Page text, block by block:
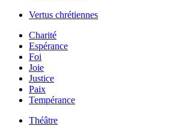
Vertus chrétiennes
Charité
Espérance
Foi
Joie
Justice
Paix
Tempérance
Théâtre